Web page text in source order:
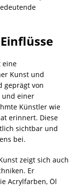
eine
Kunst und
geprägt von
und einer
Künstler wie
erinnert. Diese
sichtbar und
bei.
zeigt sich auch
Er
Acrylfarben, Öl